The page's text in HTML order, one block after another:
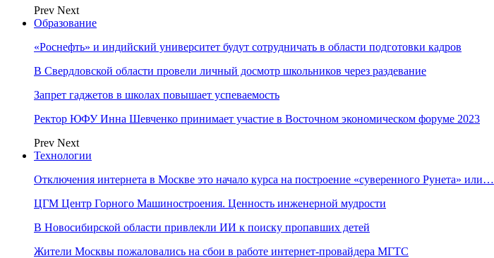
Prev Next
Образование
«Роснефть» и индийский университет будут сотрудничать в области подготовки кадров
В Свердловской области провели личный досмотр школьников через раздевание
Запрет гаджетов в школах повышает успеваемость
Ректор ЮФУ Инна Шевченко принимает участие в Восточном экономическом форуме 2023
Prev Next
Технологии
Отключения интернета в Москве это начало курса на построение «суверенного Рунета» или…
ЦГМ Центр Горного Машиностроения. Ценность инженерной мудрости
В Новосибирской области привлекли ИИ к поиску пропавших детей
Жители Москвы пожаловались на сбои в работе интернет-провайдера МГТС